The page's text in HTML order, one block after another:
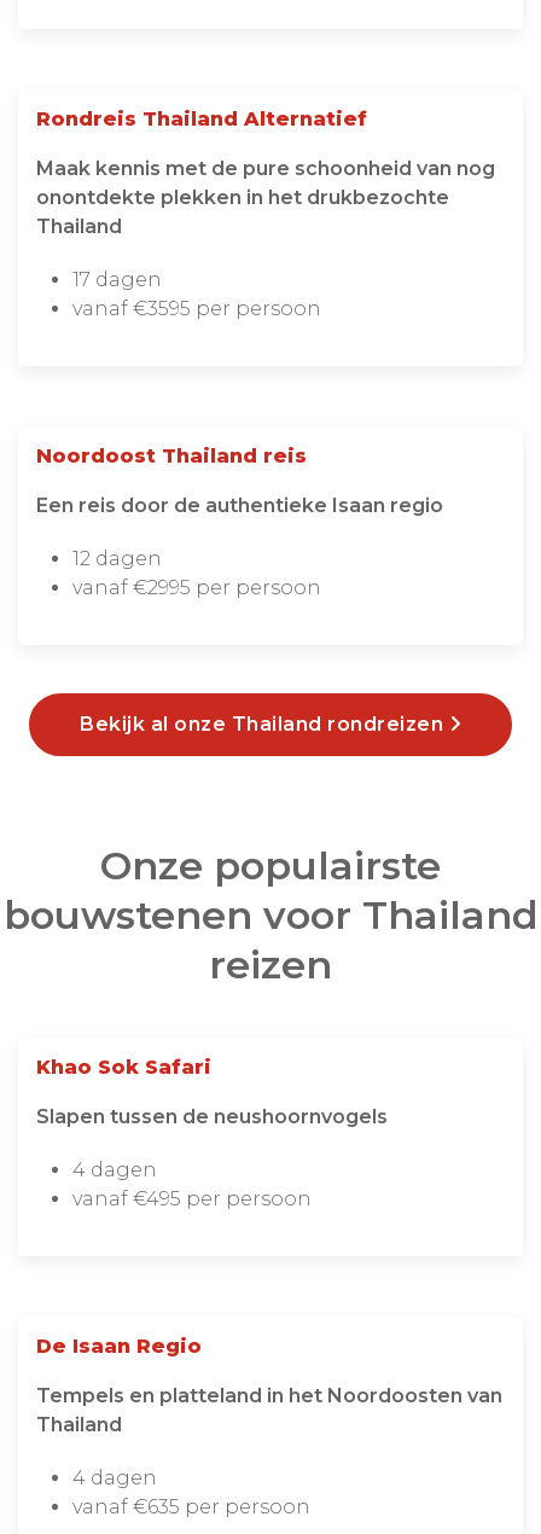
Rondreis Thailand Alternatief
Maak kennis met de pure schoonheid van nog
onontdekte plekken in het drukbezochte
Thailand
17 dagen
vanaf €3595 per persoon
Noordoost Thailand reis
Een reis door de authentieke Isaan regio
12 dagen
vanaf €2995 per persoon
Bekijk al onze Thailand rondreizen
Onze populairste
bouwstenen voor Thailand
reizen
Khao Sok Safari
Slapen tussen de neushoornvogels
4 dagen
vanaf €495 per persoon
De Isaan Regio
Tempels en platteland in het Noordoosten van
Thailand
4 dagen
vanaf €635 per persoon